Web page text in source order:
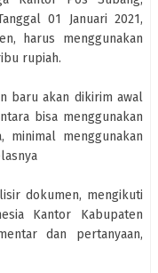
01 Januari 2021,
harus menggunakan
rupiah.
baru akan dikirim awal
bisa menggunakan
menggunakan
dokumen, mengikuti
Kantor Kabupaten
dan pertanyaan,